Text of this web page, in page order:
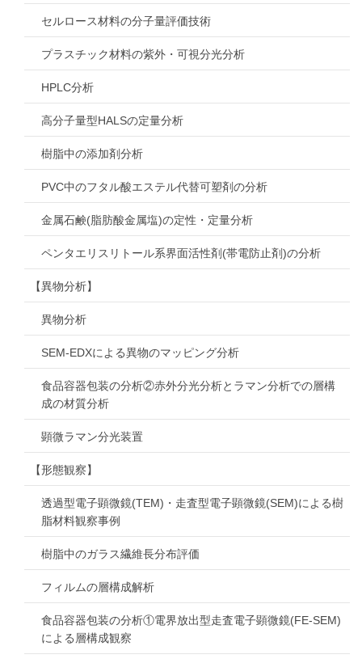
セルロース材料の分子量評価技術
プラスチック材料の紫外・可視分光分析
HPLC分析
高分子量型HALSの定量分析
樹脂中の添加剤分析
PVC中のフタル酸エステル代替可塑剤の分析
金属石鹸(脂肪酸金属塩)の定性・定量分析
ペンタエリスリトール系界面活性剤(帯電防止剤)の分析
【異物分析】
異物分析
SEM-EDXによる異物のマッピング分析
食品容器包装の分析②赤外分光分析とラマン分析での層構
成の材質分析
顕微ラマン分光装置
【形態観察】
透過型電子顕微鏡(TEM)・走査型電子顕微鏡(SEM)による樹
脂材料観察事例
樹脂中のガラス繊維長分布評価
フィルムの層構成解析
食品容器包装の分析①電界放出型走査電子顕微鏡(FE-SEM)
による層構成観察